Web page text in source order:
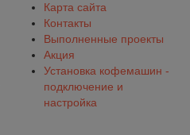
Карта сайта
Контакты
Выполненные проекты
Акция
Установка кофемашин -
подключение и
настройка